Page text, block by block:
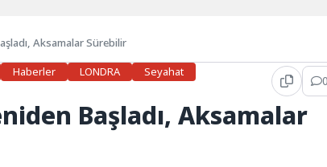
Aksamalar Sürebilir
Haberler LONDRA
Seyahat
0
Başladı, Aksamalar